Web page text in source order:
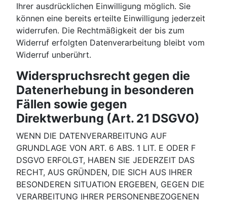
Ihrer ausdrücklichen Einwilligung möglich. Sie
können eine bereits erteilte Einwilligung jederzeit
widerrufen. Die Rechtmäßigkeit der bis zum
Widerruf erfolgten Datenverarbeitung bleibt vom
Widerruf unberührt.
Widerspruchsrecht gegen die
Datenerhebung in besonderen
Fällen sowie gegen
Direktwerbung (Art. 21 DSGVO)
WENN DIE DATENVERARBEITUNG AUF
GRUNDLAGE VON ART. 6 ABS. 1 LIT. E ODER F
DSGVO ERFOLGT, HABEN SIE JEDERZEIT DAS
RECHT, AUS GRÜNDEN, DIE SICH AUS IHRER
BESONDEREN SITUATION ERGEBEN, GEGEN DIE
VERARBEITUNG IHRER PERSONENBEZOGENEN